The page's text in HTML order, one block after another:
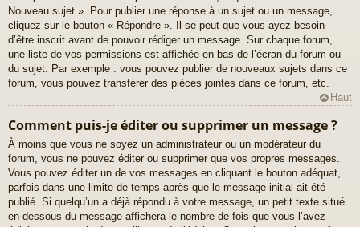
Nouveau sujet ». Pour publier une réponse à un sujet ou un message,
cliquez sur le bouton « Répondre ». Il se peut que vous ayez besoin
d’être inscrit avant de pouvoir rédiger un message. Sur chaque forum,
une liste de vos permissions est affichée en bas de l’écran du forum ou
du sujet. Par exemple : vous pouvez publier de nouveaux sujets dans ce
forum, vous pouvez transférer des pièces jointes dans ce forum, etc.
Haut
Comment puis-je éditer ou supprimer un message ?
À moins que vous ne soyez un administrateur ou un modérateur du
forum, vous ne pouvez éditer ou supprimer que vos propres messages.
Vous pouvez éditer un de vos messages en cliquant le bouton adéquat,
parfois dans une limite de temps après que le message initial ait été
publié. Si quelqu’un a déjà répondu à votre message, un petit texte situé
en dessous du message affichera le nombre de fois que vous l’avez